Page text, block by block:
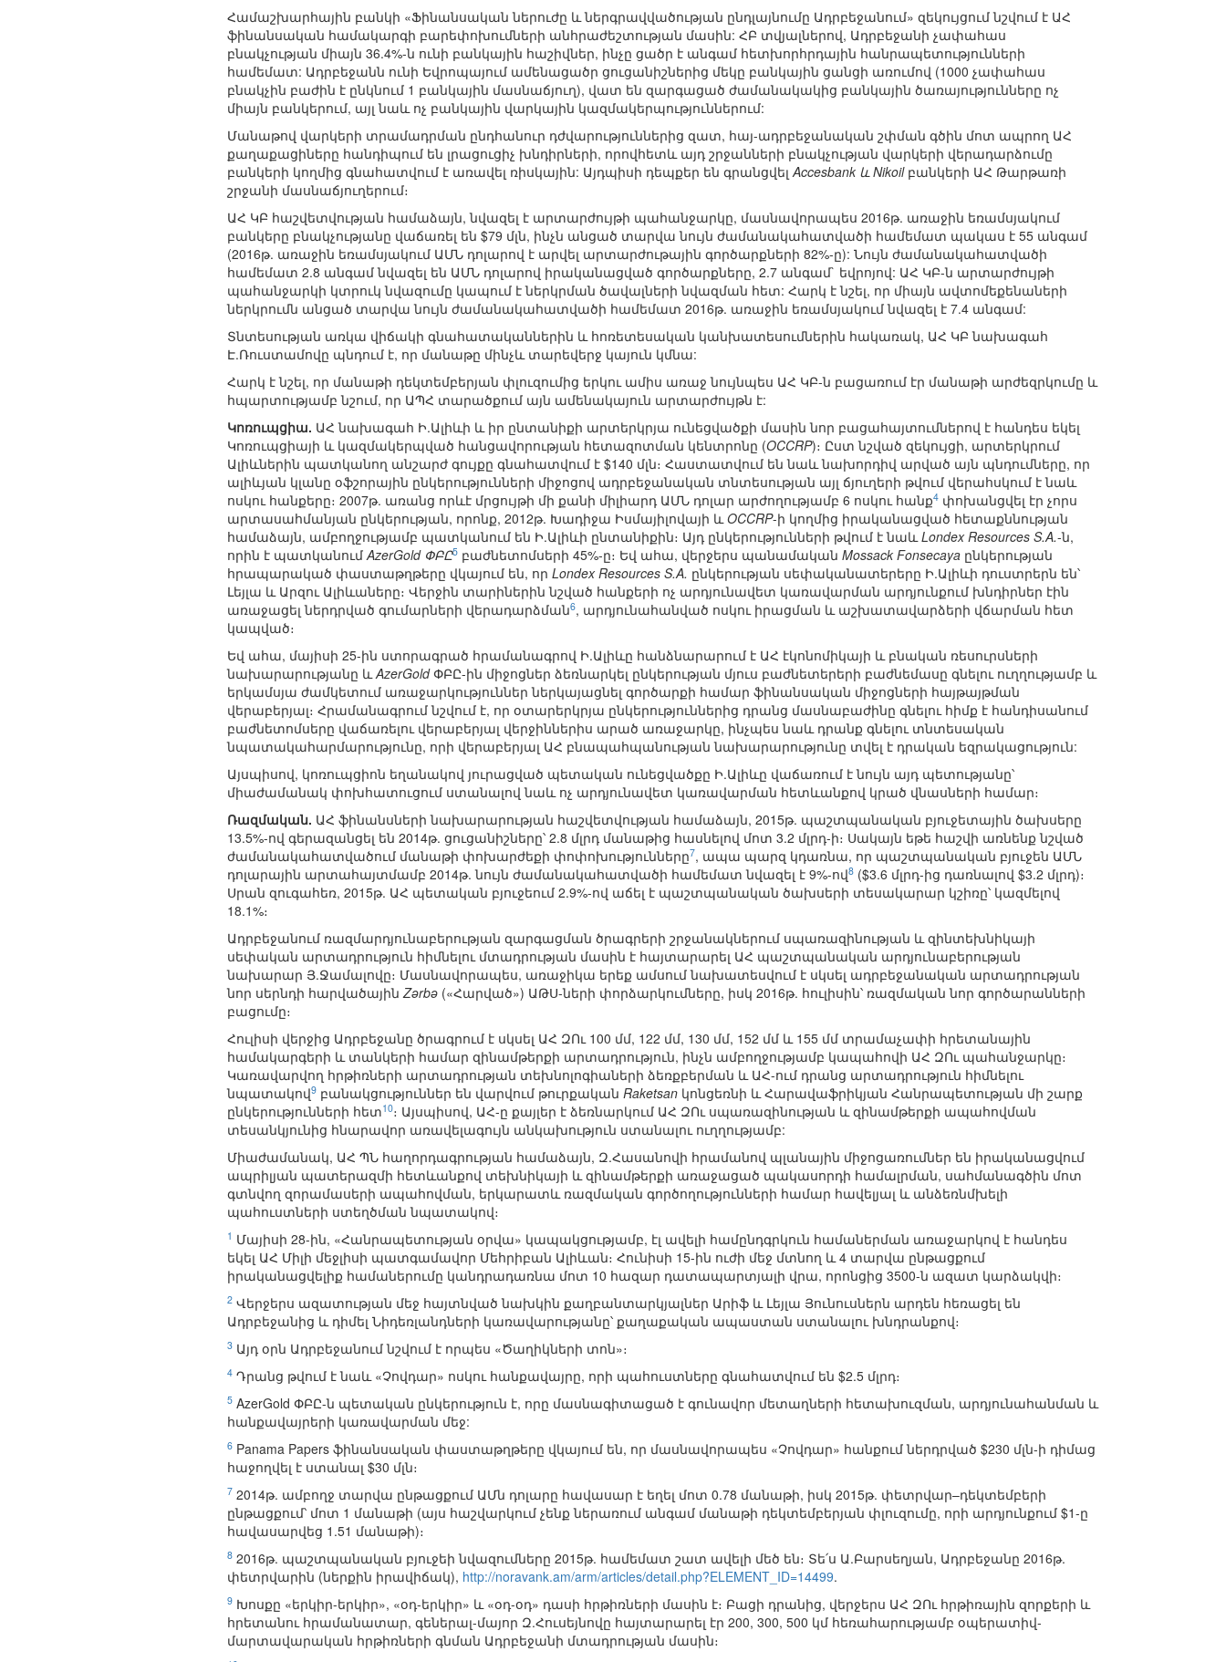
Համաշխարհային բանկի «Ֆինանսական ներուժը և ներգրավվածության ընդլայնումը Ադրբեջանում» զեկույցում նշվում է ԱՀ
ֆինանսական համակարգի բարեփոխումների անհրաժեշտության մասին: ՀԲ տվյալներով, Ադրբեջանի չափահաս
բնակչության միայն 36.4%-ն ունի բանկային հաշիվներ, ինչը ցածր է անգամ հետխորհրդային հանրապետությունների
համեմատ: Ադրբեջանն ունի Եվրոպայում ամենացածր ցուցանիշներից մեկը բանկային ցանցի առումով (1000 չափահաս
բնակչին բաժին է ընկնում 1 բանկային մասնաճյուղ), վատ են զարգացած ժամանակակից բանկային ծառայությունները ոչ
միայն բանկերում, այլ նաև ոչ բանկային վարկային կազմակերպություններում:
Մանաթով վարկերի տրամադրման ընդհանուր դժվարություններից զատ, հայ-ադրբեջանական շփման գծին մոտ ապրող ԱՀ
քաղաքացիները հանդիպում են լրացուցիչ խնդիրների, որովհետև այդ շրջանների բնակչության վարկերի վերադարձումը
բանկերի կողմից գնահատվում է առավել ռիսկային: Այդպիսի դեպքեր են գրանցվելAccesbank և Nikoil բանկերի ԱՀ Թարթառի
շրջանի մասնաճյուղերում։
ԱՀ ԿԲ հաշվետվության համաձայն, նվազել է արտարժույթի պահանջարկը, մասնավորապես 2016թ. առաջին եռամսյակում
բանկերը բնակչությանը վաճառել են $79 մլն, ինչն անցած տարվա նույն ժամանակահատվածի համեմատ պակաս է 55 անգամ
(2016թ. առաջին եռամսյակում ԱՄՆ դոլարով է արվել արտարժութային գործարքների 82%-ը): Նույն ժամանակահատվածի
համեմատ 2.8 անգամ նվազել են ԱՄՆ դոլարով իրականացված գործարքները, 2.7 անգամ` եվրոյով: ԱՀ ԿԲ-ն արտարժույթի
պահանջարկի կտրուկ նվազումը կապում է ներկրման ծավալների նվազման հետ: Հարկ է նշել, որ միայն ավտոմեքենաների
ներկրումն անցած տարվա նույն ժամանակահատվածի համեմատ 2016թ. առաջին եռամսյակում նվազել է 7.4 անգամ:
Տնտեսության առկա վիճակի գնահատականներին և հոռետեսական կանխատեսումներին հակառակ, ԱՀ ԿԲ նախագահ
Է.Ռուստամովը պնդում է, որ մանաթը մինչև տարեվերջ կայուն կմնա:
Հարկ է նշել, որ մանաթի դեկտեմբերյան փլուզումից երկու ամիս առաջ նույնպես ԱՀ ԿԲ-ն բացառում էր մանաթի արժեզրկումը և
հպարտությամբ նշում, որ ԱՊՀ տարածքում այն ամենակայուն արտարժույթն է:
Կոռուպցիա. ԱՀ նախագահ Ի.Ալիևի և իր ընտանիքի արտերկրյա ունեցվածքի մասին նոր բացահայտումներով է հանդես եկել
Կոռուպցիայի և կազմակերպված հանցավորության հետազոտման կենտրոնը (OCCRP)։ Ըստ նշված զեկույցի, արտերկրում
Ալիևներին պատկանող անշարժ գույքը գնահատվում է $140 մլն։ Հաստատվում են նաև նախորդիվ արված այն պնդումները, որ
ալիևյան կլանը օֆշորային ընկերությունների միջոցով ադրբեջանական տնտեսության այլ ճյուղերի թվում վերահսկում է նաև
ոսկու հանքերը։ 2007թ. առանց որևէ մրցույթի մի քանի միլիարդ ԱՄՆ դոլար արժողությամբ 6 ոսկու հանք4 փոխանցվել էր չորս
արտասահմանյան ընկերության, որոնք, 2012թ. Խադիջա Իսմայիլովայի ևOCCRP-ի կողմից իրականացված հետաքննության
համաձայն, ամբողջությամբ պատկանում են Ի.Ալիևի ընտանիքին։ Այդ ընկերությունների թվում է նաևLondex Resources S.A.-ն,
որին է պատկանումAzerGold ՓԲԸ5 բաժնետոմսերի 45%-ը։ Եվ ահա, վերջերս պանամական Mossack Fonsecaya ընկերության
հրապարակած փաստաթղթերը վկայում են, որ Londex Resources S.A. ընկերության սեփականատերերը Ի.Ալիևի դուստրերն են՝
Լեյլա և Արզու Ալիևաները։ Վերջին տարիներին նշված հանքերի ոչ արդյունավետ կառավարման արդյունքում խնդիրներ էին
առաջացել ներդրված գումարների վերադարձման6, արդյունահանված ոսկու իրացման և աշխատավարձերի վճարման հետ
կապված։
Եվ ահա, մայիսի 25-ին ստորագրած հրամանագրով Ի.Ալիևը հանձնարարում է ԱՀ էկոնոմիկայի և բնական ռեսուրսների
նախարարությանը ևAzerGoldՓԲԸ-ին միջոցներ ձեռնարկել ընկերության մյուս բաժնետերերի բաժնեմասը գնելու ուղղությամբ և
երկամսյա ժամկետում առաջարկություններ ներկայացնել գործարքի համար ֆինանսական միջոցների հայթայթման
վերաբերյալ։ Հրամանագրում նշվում է, որ օտարերկրյա ընկերություններից դրանց մասնաբաժինը գնելու հիմք է հանդիսանում
բաժնետոմսերը վաճառելու վերաբերյալ վերջիններիս արած առաջարկը, ինչպես նաև դրանք գնելու տնտեսական
նպատակահարմարությունը, որի վերաբերյալ ԱՀ բնապահպանության նախարարությունը տվել է դրական եզրակացություն:
Այսպիսով, կոռուպցիոն եղանակով յուրացված պետական ունեցվածքը Ի.Ալիևը վաճառում է նույն այդ պետությանը՝
միաժամանակ փոխհատուցում ստանալով նաև ոչ արդյունավետ կառավարման հետևանքով կրած վնասների համար։
Ռազմական. ԱՀ ֆինանսների նախարարության հաշվետվության համաձայն, 2015թ. պաշտպանական բյուջետային ծախսերը
13.5%-ով գերազանցել են 2014թ. ցուցանիշները՝ 2.8 մլրդ մանաթից հասնելով մոտ 3.2 մլրդ-ի։ Սակայն եթե հաշվի առնենք նշված
ժամանակահատվածում մանաթի փոխարժեքի փոփոխությունները7, ապա պարզ կդառնա, որ պաշտպանական բյուջեն ԱՄՆ
դոլարային արտահայտմամբ 2014թ. նույն ժամանակահատվածի համեմատ նվազել է 9%-ով8 ($3.6 մլրդ-ից դառնալով $3.2 մլրդ)։
Սրան զուգահեռ, 2015թ. ԱՀ պետական բյուջեում 2.9%-ով աճել է պաշտպանական ծախսերի տեսակարար կշիռը՝ կազմելով
18.1%։
Ադրբեջանում ռազմարդյունաբերության զարգացման ծրագրերի շրջանակներում սպառազինության և զինտեխնիկայի
սեփական արտադրություն հիմնելու մտադրության մասին է հայտարարել ԱՀ պաշտպանական արդյունաբերության
նախարար Յ.Ջամալովը։ Մասնավորապես, առաջիկա երեք ամսում նախատեսվում է սկսել ադրբեջանական արտադրության
նոր սերնդի հարվածայինZərbə («Հարված») ԱԹՍ-ների փորձարկումները, իսկ 2016թ. հուլիսին՝ ռազմական նոր գործարանների
բացումը։
Հուլիսի վերջից Ադրբեջանը ծրագրում է սկսել ԱՀ ԶՈւ 100 մմ, 122 մմ, 130 մմ, 152 մմ և 155 մմ տրամաչափի հրետանային
համակարգերի և տանկերի համար զինամթերքի արտադրություն, ինչն ամբողջությամբ կապահովի ԱՀ ԶՈւ պահանջարկը։
Կառավարվող հրթիռների արտադրության տեխնոլոգիաների ձեռքբերման և ԱՀ-ում դրանց արտադրություն հիմնելու
նպատակով9 բանակցություններ են վարվում թուրքական Raketsan կոնցեռնի և Հարավաֆրիկյան Հանրապետության մի շարք
ընկերությունների հետ10։ Այսպիսով, ԱՀ-ը քայլեր է ձեռնարկում ԱՀ ԶՈւ սպառազինության և զինամթերքի ապահովման
տեսանկյունից հնարավոր առավելագույն անկախություն ստանալու ուղղությամբ:
Միաժամանակ, ԱՀ ՊՆ հաղորդագրության համաձայն, Զ.Հասանովի հրամանով պլանային միջոցառումներ են իրականացվում
ապրիլյան պատերազմի հետևանքով տեխնիկայի և զինամթերքի առաջացած պակասորդի համալրման, սահմանագծին մոտ
գտնվող զորամասերի ապահովման, երկարատև ռազմական գործողությունների համար հավելյալ և անձեռնմխելի
պահուստների ստեղծման նպատակով։
1 Մայիսի 28-ին, «Հանրապետության օրվա» կապակցությամբ, էլ ավելի համընդգրկուն համաներման առաջարկով է հանդես
եկել ԱՀ Միլի մեջլիսի պատգամավոր Մեհրիբան Ալիևան։ Հունիսի 15-ին ուժի մեջ մտնող և 4 տարվա ընթացքում
իրականացվելիք համաներումը կանդրադառնա մոտ 10 հազար դատապարտյալի վրա, որոնցից 3500-ն ազատ կարձակվի։
2 Վերջերս ազատության մեջ հայտնված նախկին քաղբանտարկյալներ Արիֆ և Լեյլա Յունուսներն արդեն հեռացել են
Ադրբեջանից և դիմել Նիդեռլանդների կառավարությանը՝ քաղաքական ապաստան ստանալու խնդրանքով։
3 Այդ օրն Ադրբեջանում նշվում է որպես «Ծաղիկների տոն»։
4 Դրանց թվում է նաև «Չովդար» ոսկու հանքավայրը, որի պահուստները գնահատվում են $2.5 մլրդ։
5 AzerGold ՓԲԸ-ն պետական ընկերություն է, որը մասնագիտացած է գունավոր մետաղների հետախուզման, արդյունահանման և
հանքավայրերի կառավարման մեջ:
6 Panama Papers ֆինանսական փաստաթղթերը վկայում են, որ մասնավորապես «Չովդար» հանքում ներդրված $230 մլն-ի դիմաց
հաջողվել է ստանալ $30 մլն։
7 2014թ. ամբողջ տարվա ընթացքում ԱՄն դոլարը հավասար է եղել մոտ 0.78 մանաթի, իսկ 2015թ. փետրվար–դեկտեմբերի
ընթացքում՝ մոտ 1 մանաթի (այս հաշվարկում չենք ներառում անգամ մանաթի դեկտեմբերյան փլուզումը, որի արդյունքում $1-ը
հավասարվեց 1.51 մանաթի)։
8 2016թ. պաշտպանական բյուջեի նվազումները 2015թ. համեմատ շատ ավելի մեծ են։ Տե՛ս Ա.Բարսեղյան, Ադրբեջանը 2016թ.
փետրվարին (ներքին իրավիճակ), http://noravank.am/arm/articles/detail.php?ELEMENT_ID=14499.
9 Խոսքը «երկիր-երկիր», «օդ-երկիր» և «օդ-օդ» դասի հրթիռների մասին է։ Բացի դրանից, վերջերս ԱՀ ԶՈւ հրթիռային զորքերի և
հրետանու հրամանատար, գեներալ-մայոր Զ.Հուսեյնովը հայտարարել էր 200, 300, 500 կմ հեռահարությամբ օպերատիվ-
մարտավարական հրթիռների գնման Ադրբեջանի մտադրության մասին։